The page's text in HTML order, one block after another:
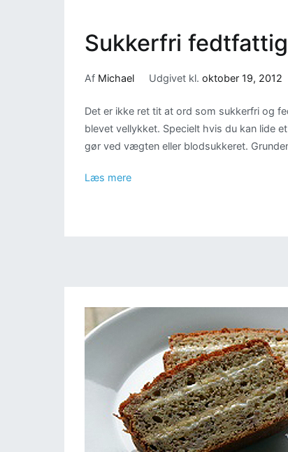
Sukkerfri
Af Michael Udgivet kl.oktober 19, 2012
Det er ikke ret tit at ord som sukkerfri og
blevet vellykket. Specielt hvis du kan lide
gør ved vægten eller blodsukkeret.
Læs mere